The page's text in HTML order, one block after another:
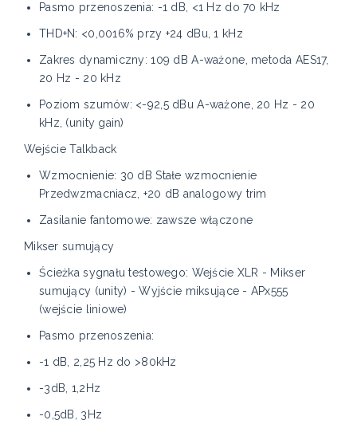
Pasmo przenoszenia: -1 dB, <1 Hz do 70 kHz
THD+N: <0,0016% przy +24 dBu, 1 kHz
Zakres dynamiczny: 109 dB A-ważone, metoda AES17,
20 Hz - 20 kHz
Poziom szumów: <-92,5 dBu A-ważone, 20 Hz - 20
kHz, (unity gain)
Wejście Talkback
Wzmocnienie: 30 dB Stałe wzmocnienie
Przedwzmacniacz, +20 dB analogowy trim
Zasilanie fantomowe: zawsze włączone
Mikser sumujący
Ścieżka sygnału testowego: Wejście XLR - Mikser
sumujący (unity) - Wyjście miksujące - APx555
(wejście liniowe)
Pasmo przenoszenia:
-1 dB, 2,25 Hz do >80kHz
-3dB, 1,2Hz
-0,5dB, 3Hz